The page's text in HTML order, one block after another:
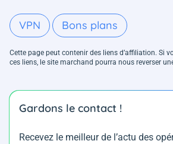
VPN Bons plans
Cette page peut contenir des liens d’affiliation. Si
ces liens, le site marchand pourra nous reverser
Gardons le contact !
Recevez le meilleur de l’actu des